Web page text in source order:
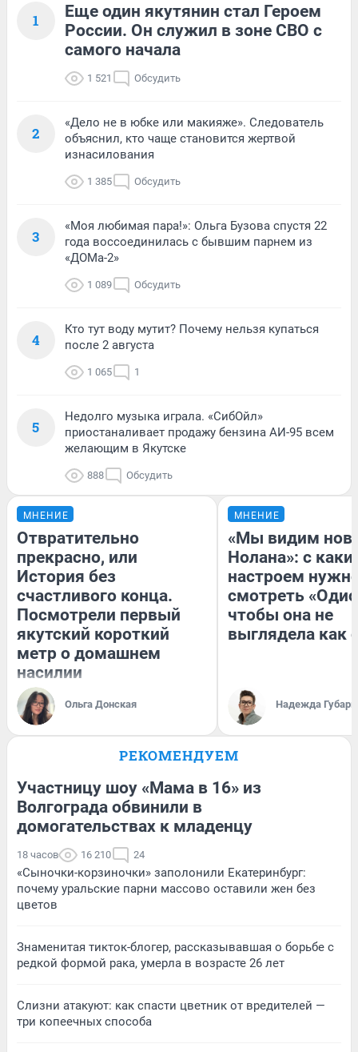
1
Еще один якутянин стал Героем
России. Он служил в зоне СВО с
самого начала
1 521 Обсудить
2
«Дело не в юбке или макияже». Следователь
объяснил, кто чаще становится жертвой
изнасилования
1 385 Обсудить
3
«Моя любимая пара!»: Ольга Бузова спустя 22
года воссоединилась с бывшим парнем из
«ДОМа-2»
1 089 Обсудить
4
Кто тут воду мутит? Почему нельзя купаться
после 2 августа
1 065 1
5
Недолго музыка играла. «СибОйл»
приостаналивает продажу бензина АИ-95 всем
желающим в Якутске
888 Обсудить
МНЕНИЕ
Отвратительно
прекрасно, или
История без
счастливого конца.
Посмотрели первый
якутский короткий
метр о домашнем
насилии
Ольга Донская
МНЕНИЕ
«Мы видим
Нолана»: с
настроем
смотреть
чтобы она не
выглядела как
Надежда Губарь
РЕКОМЕНДУЕМ
Участницу шоу «Мама в 16» из
Волгограда обвинили в
домогательствах к младенцу
18 часов 16 210 24
«Сыночки-корзиночки» заполонили Екатеринбург:
почему уральские парни массово оставили жен без
цветов
Знаменитая тикток-блогер, рассказывавшая о борьбе с
редкой формой рака, умерла в возрасте 26 лет
Слизни атакуют: как спасти цветник от вредителей —
три копеечных способа